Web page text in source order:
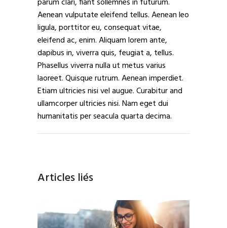
Aenean vulputate eleifend tellus. Aenean leo
ligula, porttitor eu, consequat vitae,
eleifend ac, enim. Aliquam lorem ante,
dapibus in, viverra quis, feugiat a, tellus.
Phasellus viverra nulla ut metus varius
laoreet. Quisque rutrum. Aenean imperdiet.
Etiam ultricies nisi vel augue. Curabitur and
ullamcorper ultricies nisi. Nam eget dui
humanitatis per seacula quarta decima.
Articles liés